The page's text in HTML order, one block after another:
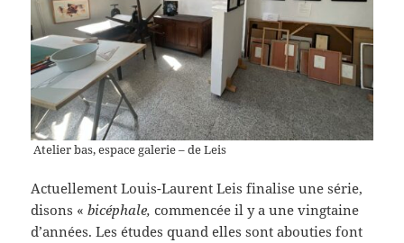
Atelier bas, espace galerie – de Leis
Actuellement Louis-Laurent Leis finalise une série,
disons «bicéphale, commencée il y a une vingtaine
d’années. Les études quand elles sont abouties font